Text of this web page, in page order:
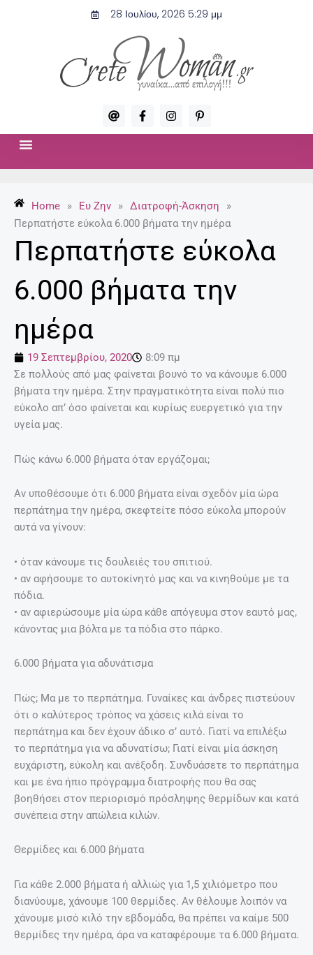
28 Ιουλίου, 2026 5:29 μμ
A
t
F
a
c
f
I
n
s
m
P
i
n
-
p
Home » Ευ Ζην » Διατροφή-Άσκηση
»
Περπατήστε εύκολα 6.000 βήματα την ημέρα
Περπατήστε εύκολα
6.000 βήματα την
ημέρα
19 Σεπτεμβρίου, 2020
8:09 πμ
Σε πολλούς από μας φαίνεται βουνό το να κάνουμε 6.000
βήματα την ημέρα. Στην πραγματικότητα είναι πολύ πιο
εύκολο απ’ όσο φαίνεται και κυρίως ευεργετικό για την
υγεία μας.
Πώς κάνω 6.000 βήματα όταν εργάζομαι;
Αν υποθέσουμε ότι 6.000 βήματα είναι σχεδόν μία ώρα
περπάτημα την ημέρα, σκεφτείτε πόσο εύκολα μπορούν
αυτά να γίνουν:
• όταν κάνουμε τις δουλειές του σπιτιού.
• αν αφήσουμε το αυτοκίνητό μας και να κινηθούμε με τα
πόδια.
• αν αφιερώσουμε μία ώρα κάθε απόγευμα στον εαυτό μας,
κάνοντας μια βόλτα με τα πόδια στο πάρκο.
6.000 βήματα για αδυνάτισμα
Πώς; Μα με το περπάτημα. Γυναίκες και άνδρες πιστεύουν
ότι ο καλύτερος τρόπος να χάσεις κιλά είναι το
περπάτημα και δεν έχουν άδικο σ’ αυτό. Γιατί να επιλέξω
το περπάτημα για να αδυνατίσω; Γιατί είναι μία άσκηση
ευχάριστη, εύκολη και ανέξοδη. Συνδυάσετε το περπάτημα
και με ένα ήπιο πρόγραμμα διατροφής που θα σας
βοηθήσει στον περιορισμό πρόσληψης θερμίδων και κατά
συνέπεια στην απώλεια κιλών.
Θερμίδες και 6.000 βήματα
Για κάθε 2.000 βήματα ή αλλιώς για 1,5 χιλιόμετρο που
διανύουμε, χάνουμε 100 θερμίδες. Αν θέλουμε λοιπόν να
χάνουμε μισό κιλό την εβδομάδα, θα πρέπει να καίμε 500
θερμίδες την ημέρα, άρα να καταφέρουμε τα 6.000 βήματα.